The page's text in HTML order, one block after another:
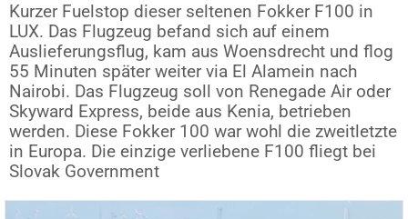
Kurzer Fuelstop dieser seltenen Fokker F100 in
LUX. Das Flugzeug befand sich auf einem
Auslieferungsflug, kam aus Woensdrecht und flog
55 Minuten später weiter via El Alamein nach
Nairobi. Das Flugzeug soll von Renegade Air oder
Skyward Express, beide aus Kenia, betrieben
werden. Diese Fokker 100 war wohl die zweitletzte
in Europa. Die einzige verliebene F100 fliegt bei
Slovak Government